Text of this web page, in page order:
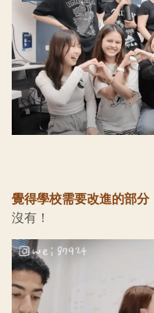
覺得學校需要改進的部分
沒有！